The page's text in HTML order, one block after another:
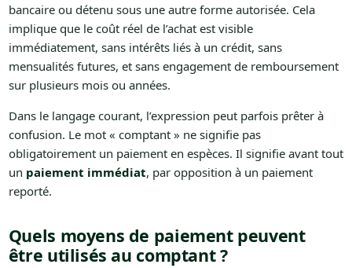
bancaire ou détenu sous une autre forme autorisée. Cela
implique que le coût réel de l’achat est visible
immédiatement, sans intérêts liés à un crédit, sans
mensualités futures, et sans engagement de remboursement
sur plusieurs mois ou années.
Dans le langage courant, l’expression peut parfois prêter à
confusion. Le mot « comptant » ne signifie pas
obligatoirement un paiement en espèces. Il signifie avant tout
un paiement immédiat, par opposition à un paiement
reporté.
Quels moyens de paiement peuvent
être utilisés au comptant ?